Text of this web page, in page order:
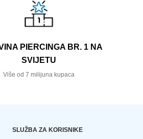
PIERCINGA BR. 1 NA
SVIJETU
Više od 7 milijuna kupaca
SLUŽBA ZA KORISNIKE